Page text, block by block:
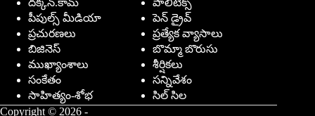
దక్కన్.కామ్
పాలిటిక్స్
పీపుల్స్ ‌మీడియా
పెన్ డ్రైవ్
ప్రచురణలు
ప్రత్యేక వ్యాసాలు
బిజినెస్
బొమ్మా బొరుసు
ముఖ్యాంశాలు
శీర్షికలు
సంకేతం
సన్నివేశం
సాహిత్యం-శోభ
సిల్ సిల
Copyright © 2026 -